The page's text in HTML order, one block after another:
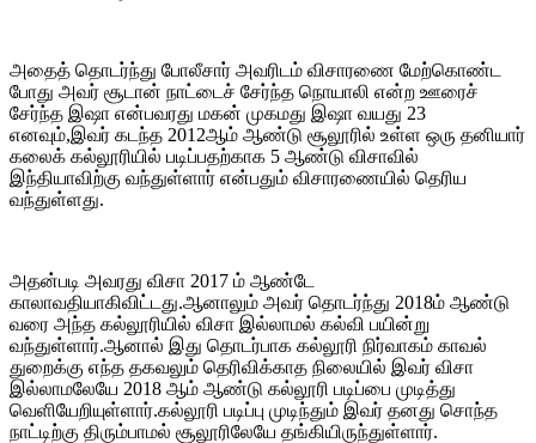
அதைத் தொடர்ந்து போலீசார் அவரிடம் விசாரணை மேற்கொண்ட
போது அவர் சூடான் நாட்டைச் சேர்ந்த நொயாலி என்ற ஊரைச்
சேர்ந்த இஷா என்பவரது மகன் முகமது இஷா வயது 23
எனவும்,இவர் கடந்த 2012ஆம் ஆண்டு சூலூரில் உள்ள ஒரு தனியார்
கலைக் கல்லூரியில் படிப்பதற்காக 5 ஆண்டு விசாவில்
இந்தியாவிற்கு வந்துள்ளார் என்பதும் விசாரணையில் தெரிய
வந்துள்ளது.
அதன்படி அவரது விசா 2017 ம் ஆண்டே
காலாவதியாகிவிட்டது.ஆனாலும் அவர் தொடர்ந்து 2018ம் ஆண்டு
வரை அந்த கல்லூரியில் விசா இல்லாமல் கல்வி பயின்று
வந்துள்ளார்.ஆனால் இது தொடர்பாக கல்லூரி நிர்வாகம் காவல்
துறைக்கு எந்த தகவலும் தெரிவிக்காத நிலையில் இவர் விசா
இல்லாமலேயே 2018 ஆம் ஆண்டு கல்லூரி படிப்பை முடித்து
வெளியேறியுள்ளார்.கல்லூரி படிப்பு முடிந்தும் இவர் தனது சொந்த
நாட்டிற்கு திரும்பாமல் சூலூரிலேயே தங்கியிருந்துள்ளார்.